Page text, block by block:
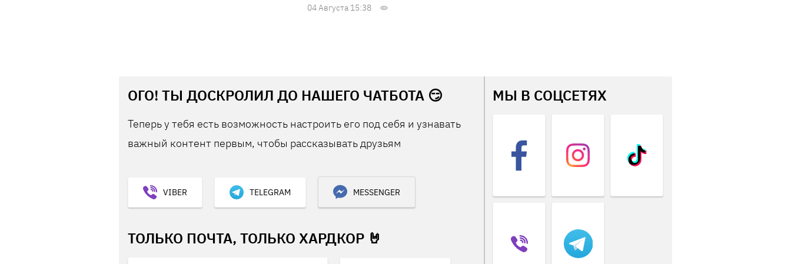
04 Августа 15:38
ОГО! ТЫ ДОСКРОЛИЛ ДО НАШЕГО ЧАТБОТА 😏
Теперь у тебя есть возможность настроить его под себя и узнавать
важный контент первым, чтобы рассказывать друзьям
VIBER TELEGRAM MESSENGER
ТОЛЬКО ПОЧТА, ТОЛЬКО ХАРДКОР 🤘
МЫ В СОЦСЕТЯХ